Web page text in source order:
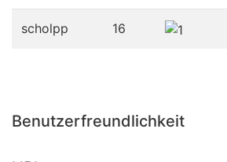
scholpp 16
Benutzerfreundlichkeit